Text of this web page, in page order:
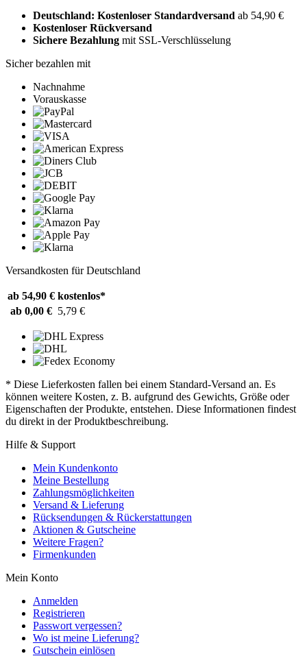
Deutschland: Kostenloser Standardversand ab 54,90 €
Kostenloser Rückversand
Sichere Bezahlung mit SSL-Verschlüsselung
Sicher bezahlen mit
Nachnahme
Vorauskasse
Versandkosten für Deutschland
ab 54,90 € kostenlos*
ab 0,00 € 5,79 €
* Diese Lieferkosten fallen bei einem Standard-Versand an. Es
können weitere Kosten, z. B. aufgrund des Gewichts, Größe oder
Eigenschaften der Produkte, entstehen. Diese Informationen findest
du direkt in der Produktbeschreibung.
Hilfe & Support
Mein Kundenkonto
Meine Bestellung
Zahlungsmöglichkeiten
Versand & Lieferung
Rücksendungen & Rückerstattungen
Aktionen & Gutscheine
Weitere Fragen?
Firmenkunden
Mein Konto
Anmelden
Registrieren
Passwort vergessen?
Wo ist meine Lieferung?
Gutschein einlösen